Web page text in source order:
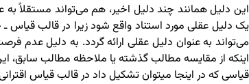
این دلیل همانند چند دلیل اخیر، هم می‌تواند مستقلاً
یک دلیل عقلی مورد استناد واقع شود زیرا در قالب قیاس
می‌تواند به عنوان دلیل عقلی ارائه گردد. به دلیل
اینکه از مقایسه مطالب گذشته یا ملاحظه مطالب سابق،
قیاسی که در اینجا می‎توان تشکیل داد در قالب قیاس اقترانی به این صورت بیان می‌شود: